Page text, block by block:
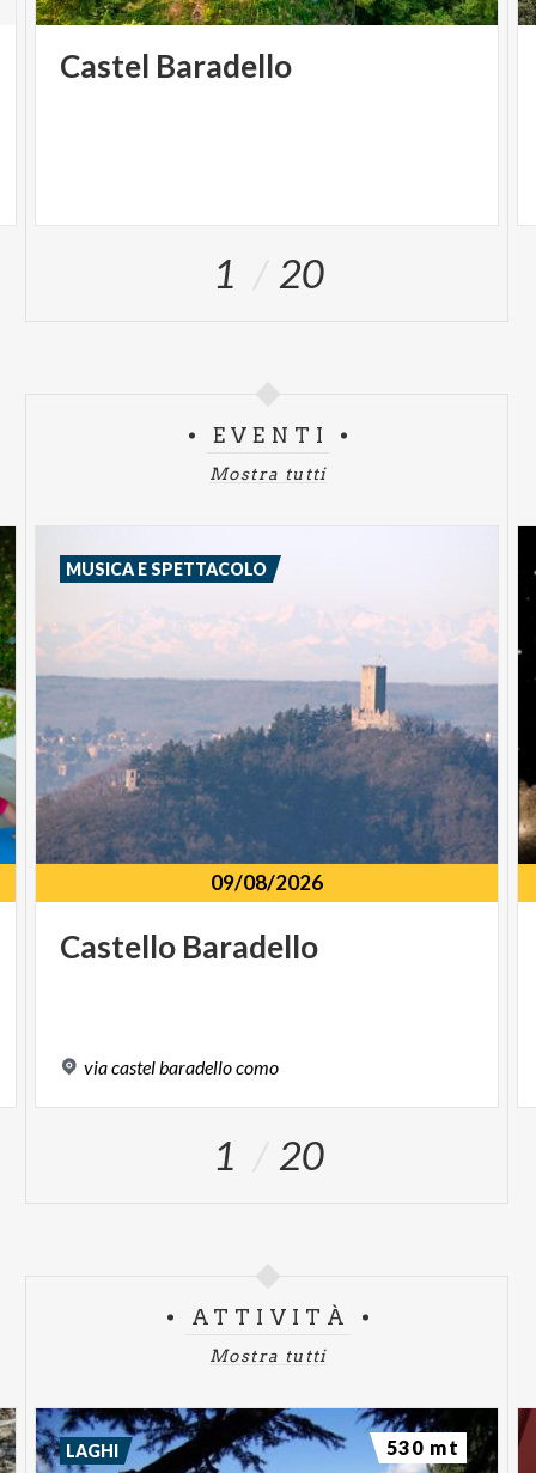
Castel Baradello
1 20
EVENTI
Mostra tutti
09/08/2026
Castello Baradello
viacastel baradellocomo
MUSICA E SPETTACOLO
1 20
ATTIVITÀ
Mostra tutti
LAGHI 530 mt